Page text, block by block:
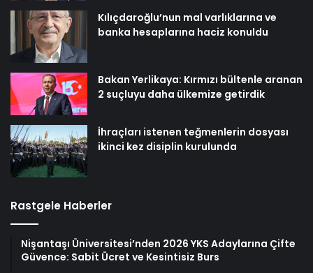
Kılıçdaroğlu’nun mal varlıklarına ve
banka hesaplarına haciz konuldu
Bakan Yerlikaya: Kırmızı bültenle aranan
2 suçluyu daha ülkemize getirdik
İhraçları istenen teğmenlerin dosyası
ikinci kez disiplin kurulunda
Rastgele Haberler
Nişantaşı Üniversitesi’nden 2026 YKS Adaylarına Çifte
Güvence: Sabit Ücret ve Kesintisiz Burs